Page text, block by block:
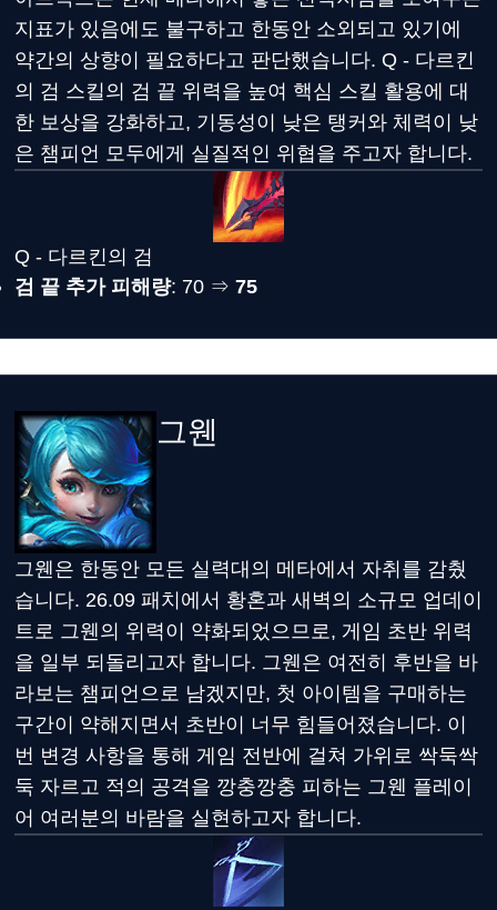
지표가 있음에도 불구하고 한동안 소외되고 있기에
약간의 상향이 필요하다고 판단했습니다. Q - 다르킨
의 검 스킬의 검 끝 위력을 높여 핵심 스킬 활용에 대
한 보상을 강화하고, 기동성이 낮은 탱커와 체력이 낮
은 챔피언 모두에게 실질적인 위협을 주고자 합니다.
Q - 다르킨의 검
검 끝 추가 피해량: 70 ⇒ 75
그웬
그웬은 한동안 모든 실력대의 메타에서 자취를 감췄
습니다. 26.09 패치에서 황혼과 새벽의 소규모 업데이
트로 그웬의 위력이 약화되었으므로, 게임 초반 위력
을 일부 되돌리고자 합니다. 그웬은 여전히 후반을 바
라보는 챔피언으로 남겠지만, 첫 아이템을 구매하는
구간이 약해지면서 초반이 너무 힘들어졌습니다. 이
번 변경 사항을 통해 게임 전반에 걸쳐 가위로 싹둑싹
둑 자르고 적의 공격을 깡충깡충 피하는 그웬 플레이
어 여러분의 바람을 실현하고자 합니다.